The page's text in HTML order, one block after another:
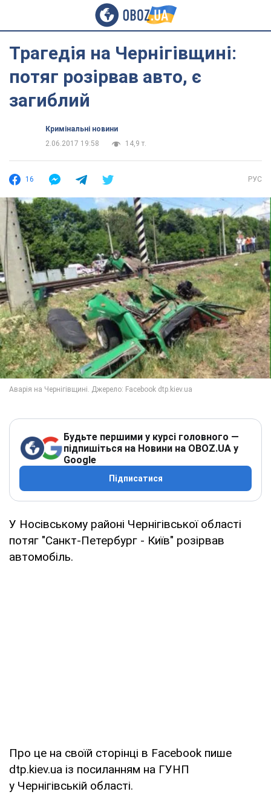
Трагедія на Чернігівщині:
потяг розірвав авто, є
загиблий
Кримінальні новини
2.06.2017 19:58
14,9 т.
16 РУС
Будьте першими у курсі головного —
підпишіться на Новини на OBOZ.UA у
Google
Підписатися
У Носівському районі Чернігівської області
потяг "Санкт-Петербург - Київ" розірвав
автомобіль.
Про це на своїй сторінці в Facebook пише
dtp.kiev.ua із посиланням на ГУНП
у Чернігівській області.